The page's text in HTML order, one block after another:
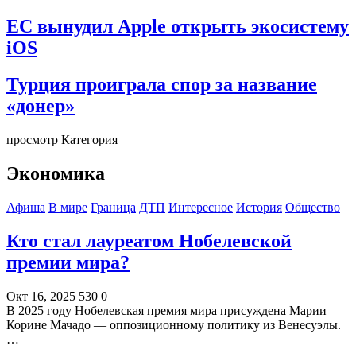
ЕС вынудил Apple открыть экосистему
iOS
Турция проиграла спор за название
«донер»
просмотр Категория
Экономика
Афиша В мире Граница ДТП Интересное История Общество
Кто стал лауреатом Нобелевской
премии мира?
Окт 16, 2025 530 0
В 2025 году Нобелевская премия мира присуждена Марии
Корине Мачадо — оппозиционному политику из Венесуэлы.
…